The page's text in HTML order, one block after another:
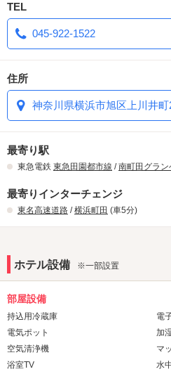
TEL
045-922-1522
住所
神奈川県横浜市旭区上川井町
最寄り駅
東急電鉄 東急田園都市線 /南町田グラ
最寄りインターチェンジ
東名高速道路 /横浜町田 (車5分)
ホテル設備 ※一部設置
部屋設備
持込用冷蔵庫
電
電気ポット
加
空気清浄機
マ
浴室TV
水